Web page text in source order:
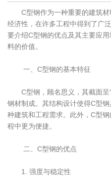
C型钢作为一种重要的建筑
经济性，在许多工程中得到了广
要介绍C型钢的优点及其主要应
料的价值。
一、C型钢的基本特征
C型钢，顾名思义，其截面
钢材制成。其结构设计使得C型
种建筑和工程需求。此外，C型
程中更为便捷。
二、C型钢的优点
1. 强度与稳定性